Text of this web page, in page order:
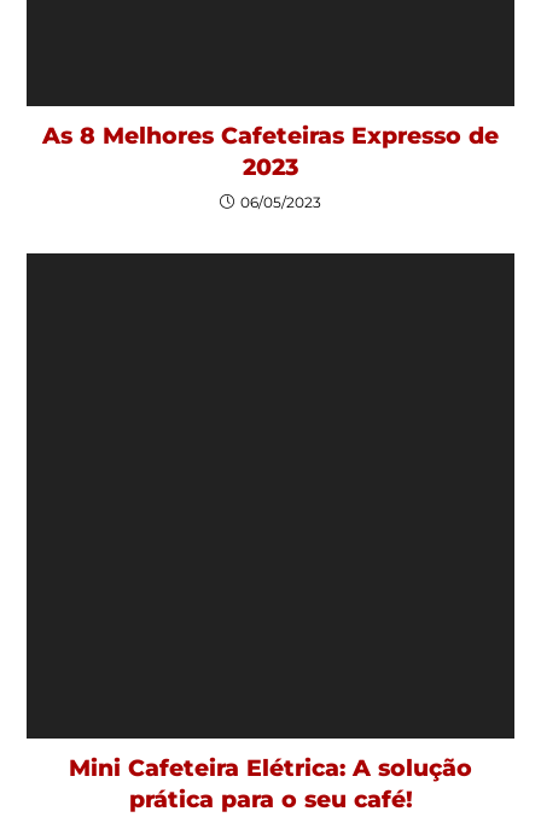
As 8 Melhores Cafeteiras Expresso de
2023
06/05/2023
Mini Cafeteira Elétrica: A solução
prática para o seu café!